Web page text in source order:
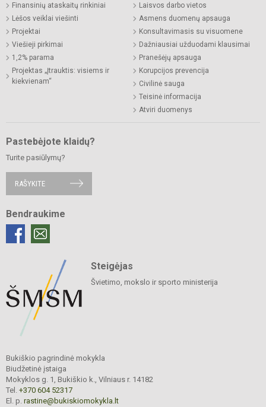
Finansinių ataskaitų rinkiniai
Lėšos veiklai viešinti
Projektai
Viešieji pirkimai
1,2% parama
Projektas „Įtrauktis: visiems ir
kiekvienam“
Laisvos darbo vietos
Asmens duomenų apsauga
Konsultavimasis su visuomene
Dažniausiai užduodami klausimai
Pranešėjų apsauga
Korupcijos prevencija
Civilinė sauga
Teisinė informacija
Atviri duomenys
Pastebėjote klaidų?
Turite pasiūlymų?
RAŠYKITE
Bendraukime
Steigėjas
Švietimo, mokslo ir sporto ministerija
Bukiškio pagrindinė mokykla
Biudžetinė įstaiga
Mokyklos g. 1, Bukiškio k., Vilniaus r. 14182
Tel. +370 604 52317
El. p. rastine@bukiskiomokykla.lt